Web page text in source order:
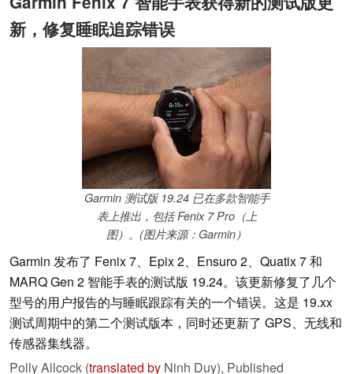
新，修复睡眠追踪错误
Garmin 测试版 19.24 已在多款智能手
表上推出，包括 Fenix 7 Pro（上
图）。(图片来源：Garmin）
Garmin 发布了 Fenix 7、Epix 2、Ensuro 2、Quatix 7 和
MARQ Gen 2 智能手表的测试版 19.24。该更新修复了几个
型号的用户报告的与睡眠跟踪有关的一个错误。这是 19.xx
测试周期中的第二个测试版本，同时还更新了 GPS、无线和
传感器集线器。
Polly Allcock (translated by Ninh Duy), Published